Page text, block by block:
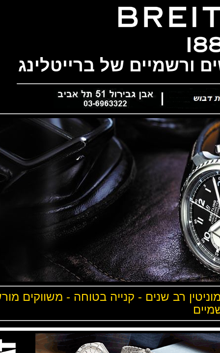
של ברייטלינג
- קנייה בטוחה - משווקים מורשים